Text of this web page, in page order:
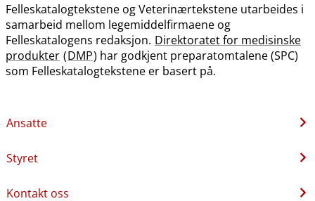
Felleskatalogtekstene og Veterinærtekstene utarbeides i
samarbeid mellom legemiddelfirmaene og
Felleskatalogens redaksjon. Direktoratet for medisinske
produkter (DMP) har godkjent preparatomtalene (SPC)
som Felleskatalogtekstene er basert på.
Ansatte
Styret
Kontakt oss